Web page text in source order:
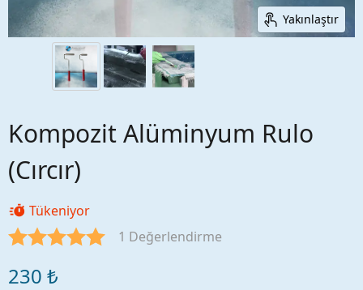
Yakınlaştır
Kompozit Alüminyum Rulo
(Cırcır)
Tükeniyor
1 Değerlendirme
230 ₺